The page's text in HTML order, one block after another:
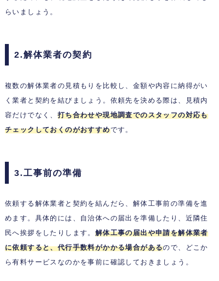
らいましょう。
2.解体業者の契約
複数の解体業者の見積もりを比較し、金額や内容に納得がい
く業者と契約を結びましょう。依頼先を決める際は、見積内
容だけでなく、 打ち合わせや現地調査でのスタッフの対応も
チェックしておくのがおすすめです。
3.工事前の準備
依頼する解体業者と契約を結んだら、解体工事前の準備を進
めます。具体的には、自治体への届出を準備したり、近隣住
民へ挨拶をしたりします。 解体工事の届出や申請を解体業者
に依頼すると、代行手数料がかかる場合があるので、どこか
ら有料サービスなのかを事前に確認しておきましょう。